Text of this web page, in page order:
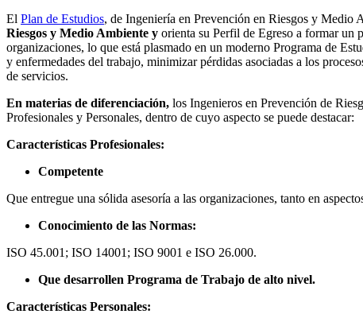
El Plan de Estudios, de Ingeniería en Prevención en Riesgos y Medio
Riesgos y Medio Ambiente y orienta su Perfil de Egreso a formar un
organizaciones, lo que está plasmado en un moderno Programa de
y enfermedades del trabajo, minimizar pérdidas asociadas a los
de servicios.
En materias de diferenciación, los Ingenieros en Prevención de
Profesionales y Personales, dentro de cuyo aspecto se puede destacar:
Características Profesionales:
Competente
Que entregue una sólida asesoría a las organizaciones, tanto en
Conocimiento de las Normas:
ISO 45.001; ISO 14001; ISO 9001 e ISO 26.000.
Que desarrollen Programa de Trabajo de alto nivel.
Características Personales: